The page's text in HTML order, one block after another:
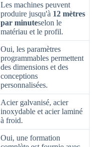
Les machines peuvent
produire jusqu'à 12 mètres
par minuteselon le
matériau et le profil.
Oui, les paramètres
programmables permettent
des dimensions et des
conceptions
personnalisées.
Acier galvanisé, acier
inoxydable et acier laminé
à froid.
Oui, une formation